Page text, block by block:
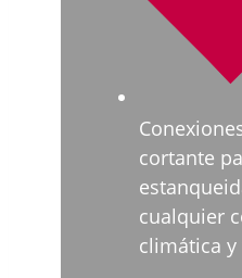
cortante
cualquier
climática